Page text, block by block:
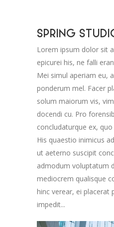
SPRING
Lorem ipsum dolor sit
epicurei his, ne falli
Mei simul aperiam eu,
ponderum mel. Facer
solum maiorum vis,
docendi cu. Pro
concludaturque ex,
His quaestio inimicus
ut aeterno suscipit
admodum voluptatum
mediocrem qualisque
hinc verear, ei placerat
impedit...